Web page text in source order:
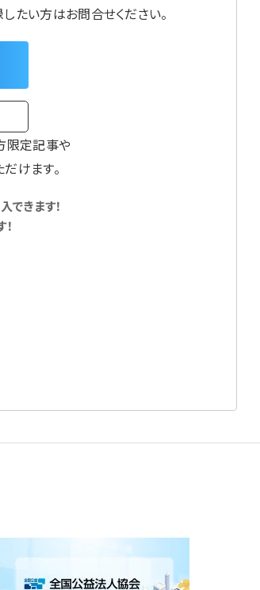
たい方はお問合せください。
限定記事や
けます。
きます！